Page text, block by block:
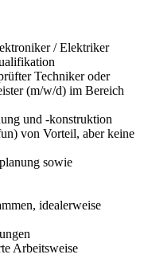
/ Elektriker
Techniker oder
(m/w/d) im Bereich
und -konstruktion
von Vorteil, aber keine
sowie
idealerweise
Arbeitsweise